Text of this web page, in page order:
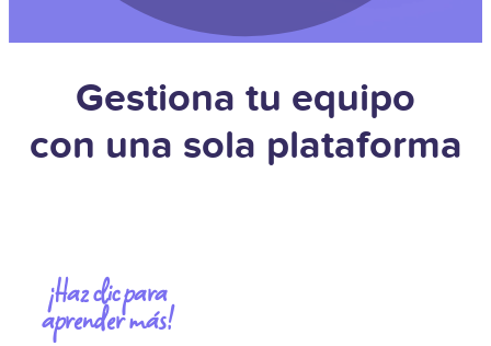
Gestiona tu equipo
con una sola plataforma
¡Haz clic para
aprender más!